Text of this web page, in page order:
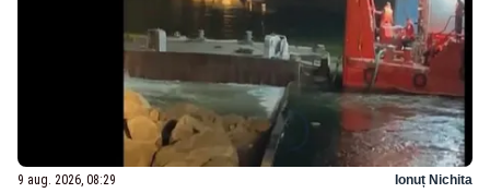
9 aug. 2026, 08:29 Ionuț Nichita